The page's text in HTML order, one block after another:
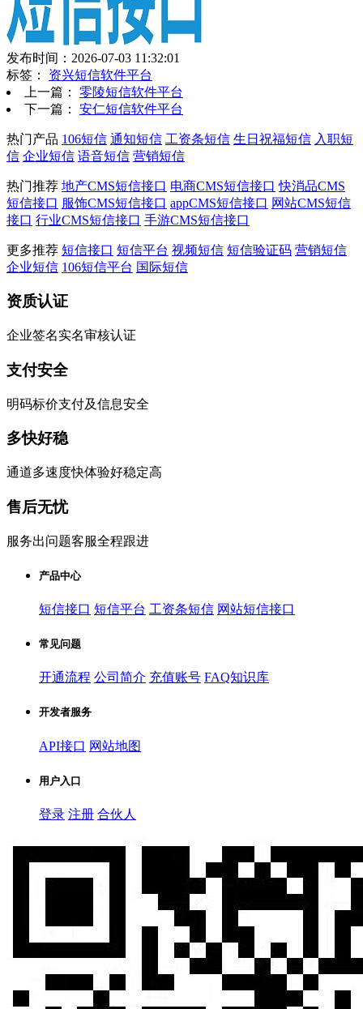
发布时间：2026-07-03 11:32:01
标签： 资兴短信软件平台
上一篇： 零陵短信软件平台
下一篇： 安仁短信软件平台
热门产品 106短信 通知短信 工资条短信 生日祝福短信 入职短
信 企业短信 语音短信 营销短信
热门推荐 地产CMS短信接口 电商CMS短信接口 快消品CMS
短信接口 服饰CMS短信接口 appCMS短信接口 网站CMS短信
接口 行业CMS短信接口 手游CMS短信接口
更多推荐 短信接口 短信平台 视频短信 短信验证码 营销短信
企业短信 106短信平台 国际短信
资质认证
企业签名实名审核认证
支付安全
明码标价支付及信息安全
多快好稳
通道多速度快体验好稳定高
售后无忧
服务出问题客服全程跟进
产品中心
短信接口 短信平台 工资条短信 网站短信接口
常见问题
开通流程 公司简介 充值账号 FAQ知识库
开发者服务
API接口 网站地图
用户入口
登录 注册 合伙人